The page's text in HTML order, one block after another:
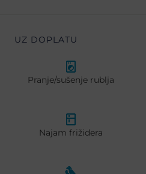
UZ DOPLATU
Pranje/sušenje rublja
Najam frižidera